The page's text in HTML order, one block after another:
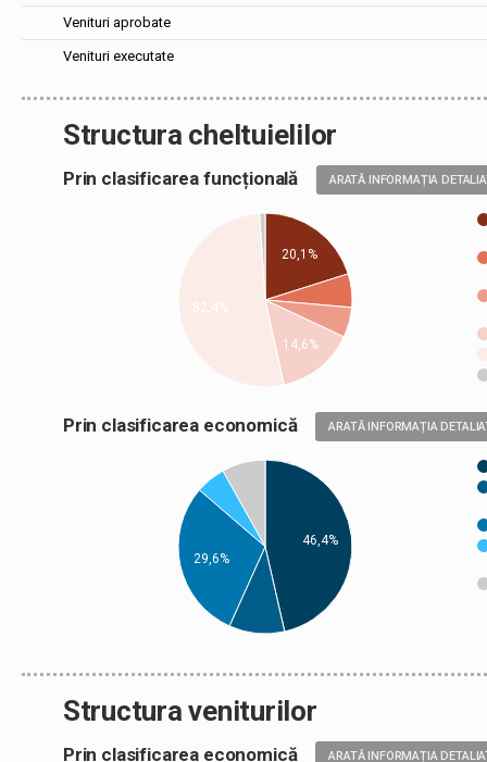
Venituri aprobate
Venituri executate
Structura cheltuielilor
Prin clasificarea funcțională ARATĂ INFORMAȚIA
20,1%
14,6%
Prin clasificarea economică ARATĂ INFORMAȚIA
46,4%
29,6%
Structura veniturilor
Prin clasificarea economică ARATĂ INFORMAȚIA